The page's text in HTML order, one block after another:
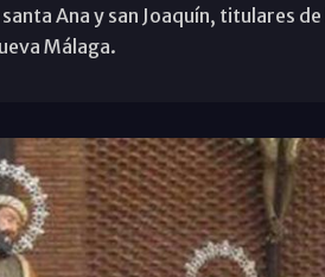
Ana y san Joaquín, titulares
Málaga.